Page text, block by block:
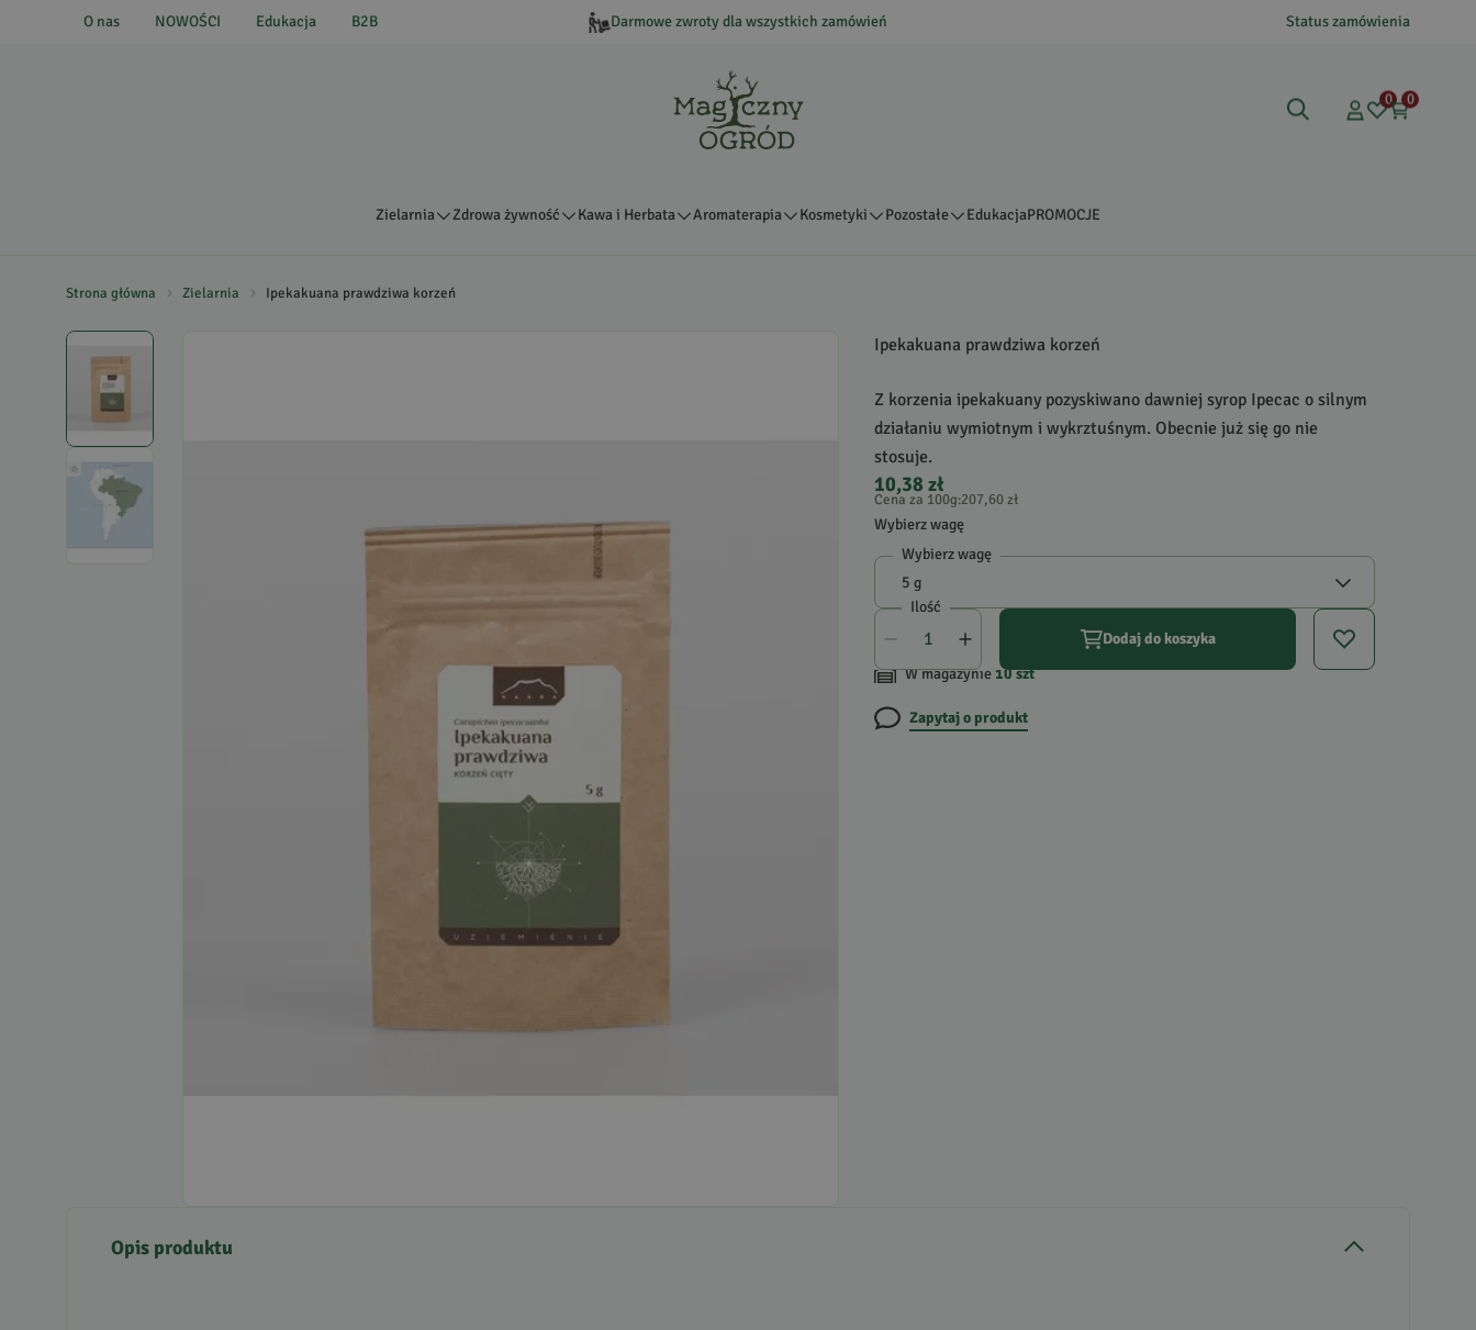
O nas NOWOŚCI Edukacja B2B Darmowe zwroty dla wszystkich zamówień Status zamówienia
0 0
Zielarnia Zdrowa żywność Kawa i Herbata Aromaterapia Kosmetyki Pozostałe EdukacjaPROMOCJE
Strona główna Zielarnia Ipekakuana prawdziwa korzeń
Ipekakuana prawdziwa korzeń
Z korzenia ipekakuany pozyskiwano dawniej syrop Ipecac o silnym
działaniu wymiotnym i wykrztuśnym. Obecnie już się go nie
stosuje.
10,38 zł
Cena za 100g:207,60 zł
Wybierz wagę
Wybierz wagę
Ilość
Dodaj do koszyka
W magazynie10szt
Zapytaj o produkt
Opis produktu